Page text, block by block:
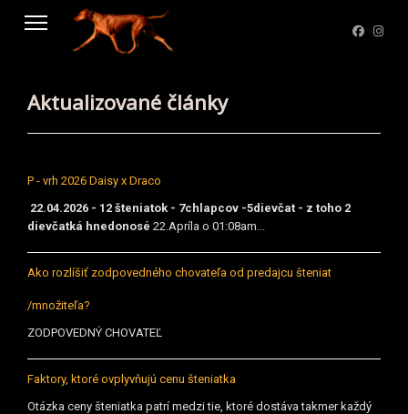
Aktualizované články
P - vrh 2026 Daisy x Draco
22.04.2026 - 12 šteniatok - 7chlapcov -5dievčat - z toho 2
dievčatká hnedonosé 22.Apríla o 01:08am...
Ako rozlíšiť zodpovedného chovateľa od predajcu šteniat
/množiteľa?
ZODPOVEDNÝ CHOVATEĽ
Faktory, ktoré ovplyvňujú cenu šteniatka
Otázka ceny šteniatka patrí medzi tie, ktoré dostáva takmer každý